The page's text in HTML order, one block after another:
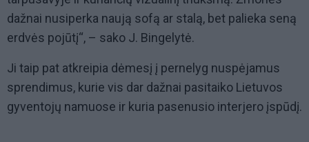
dažnai nusiperka naują sofą ar stalą, bet palieka seną
erdvės pojūtį“, – sako J. Bingelytė.
Ji taip pat atkreipia dėmesį į pernelyg nuspėjamus
sprendimus, kurie vis dar dažnai pasitaiko Lietuvos
gyventojų namuose ir kuria pasenusio interjero įspūdį.